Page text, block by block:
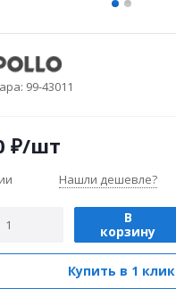
99-43011
₽/шт
Нашли дешевле?
В
корзину
Купить в 1 клик